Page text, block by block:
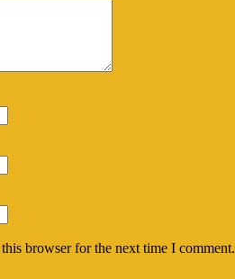
browser for the next time I comment.